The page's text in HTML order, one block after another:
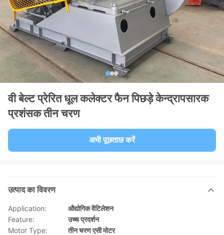
वी बेल्ट प्रेरित धूल कलेक्टर फैन पिछड़े केन्द्रापसारक
प्रशंसक तीन चरण
अभी पूछताछ करें
उत्पाद का विवरण
Application:
औद्योगिक वेंटिलेशन
Feature:
उच्च प्रदर्शन
Motor Type:
तीन चरण एसी मोटर